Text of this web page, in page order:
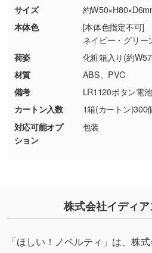
現物支給による色指定も承
しく見る
・背景がある画像からキャ
シンプルな背景のデータや
ター部分の輪郭がはっきり
り抜き処理が可能です。→
・持っているデータの背景
能です。→詳しく見る
を生成してほしい
商品が破損した場合
・商品到着後7日以上経過し
・お客様のご都合による返
品・色・数量などの注文間
サイズ
約
本体色
[本体色指定不可]
ネイビー・グリー
荷姿
化粧箱入り(約
材質
ABS、PVC
備考
LR1120ボタン電
カートン入数
1箱(カートン)300
対応可能オプ
ション
包装
株式会社イディ
「ほしい！ノベルティ」は、株